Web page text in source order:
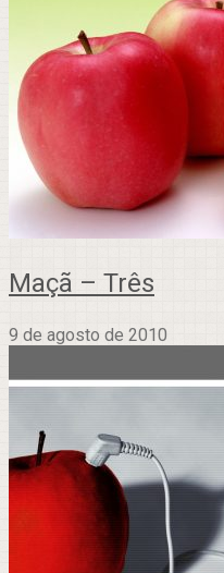
Maçã – Três
9 de agosto de 2010